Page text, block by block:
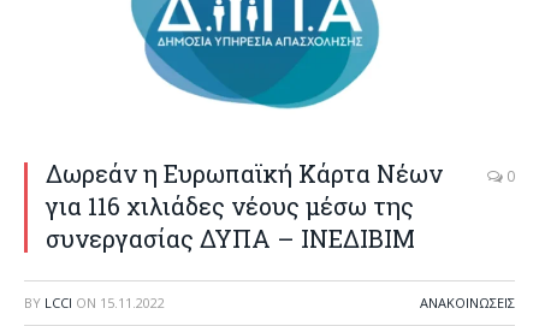
Δωρεάν η Ευρωπαϊκή Κάρτα Νέων
για 116 χιλιάδες νέους μέσω της
συνεργασίας ΔΥΠΑ – ΙΝΕΔΙΒΙΜ
0
BY LCCI ON 15.11.2022 ΑΝΑΚΟΙΝΩΣΕΙΣ